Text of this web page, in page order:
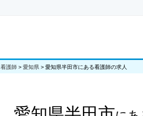
看護師 > 愛知県 > 愛知県半田市にある看護師の求人